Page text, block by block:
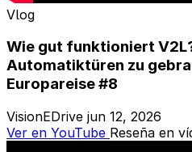
Vlog
Wie gut funktioniert
Automatiktüren zu
Europareise #8
VisionEDrive jun 12, 2026
Ver en YouTube Reseña en